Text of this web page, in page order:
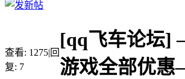
查看: 1275|回
复: 7
[qq飞车论坛]
游戏全部优